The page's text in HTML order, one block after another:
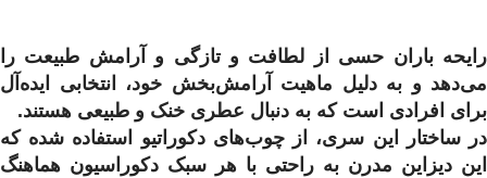
رایحه باران حسی از لطافت و تازگی و آرامش طبیعت را
می‌دهد و به دلیل ماهیت آرامش‌بخش خود، انتخابی ایده‌آل
برای افرادی است که به دنبال عطری خنک و طبیعی هستند.
در ساختار این سری، از چوب‌های دکوراتیو استفاده شده که
این دیزاین مدرن به راحتی با هر سبک دکوراسیون هماهنگ